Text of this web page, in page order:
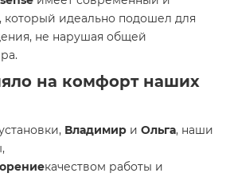
который идеально подошел для
не нарушая общей
на комфорт наших
Владимир и Ольга, наши
качеством работы и